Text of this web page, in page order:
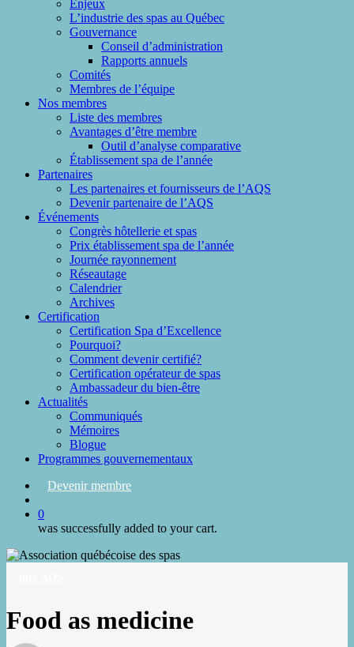
Enjeux
L’industrie des spas au Québec
Gouvernance
Conseil d’administration
Rapports annuels
Comités
Membres de l’équipe
Nos membres
Liste des membres
Avantages d’être membre
Outil d’analyse comparative
Établissement spa de l’année
Partenaires
Les partenaires et fournisseurs de l’AQS
Devenir partenaire de l’AQS
Événements
Congrès hôtellerie et spas
Prix établissement spa de l’année
Journée rayonnement
Réseautage
Calendrier
Archives
Certification
Certification Spa d’Excellence
Pourquoi?
Comment devenir certifié?
Certification opérateur de spas
Ambassadeur du bien-être
Actualités
Communiqués
Mémoires
Blogue
Programmes gouvernementaux
Devenir membre
0
was successfully added to your cart.
Food as medicine